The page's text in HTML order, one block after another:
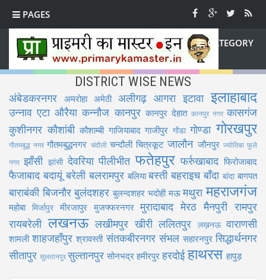
PAGES
CATEGORY
DISTRICT WISE NEWS
अंबेडकरनगर अमरोहा अमेठी अलीगढ़ आगरा इटावा इलाहाबाद
उन्नाव एटा औरैया कन्नौज कानपुर कानपुर देहात कानपुर नगर कासगंज
कुशीनगर कौशांबी कौशाम्बी गाजियाबाद गाजीपुर गोंडा गोण्डा गोरखपुर
गौतमबुद्ध नगर गौतमबुद्धनगर चंदौली चन्दौली चित्रकूट जालौन जौनपुर ज्योतिबा फुले
नगर झाँसी झांसी देवरिया पीलीभीत फतेहपुर फर्रुखाबाद फिरोजाबाद
फैजाबाद बदायूं बरेली बलरामपुर बलिया बस्ती बहराइच बाँदा बांदा बागपत
बाराबंकी बिजनौर बुलंदशहर बुलन्दशहर भदोही मऊ मथुरा महराजगंज
महोबा मिर्जापुर मीरजापुर मुजफ्फरनगर मुरादाबाद मेरठ मैनपुरी रामपुर
रायबरेली लखनऊ लखीमपुर खीरी ललितपुर लख़नऊ वाराणसी
शामली शाहजहाँपुर श्रावस्ती संतकबीरनगर संभल सहारनपुर सिद्धार्थनगर
सीतापुर सुलतानपुरसुल्तानपुर सोनभद्र हमीरपुर हरदोई हाथरस हापुड़